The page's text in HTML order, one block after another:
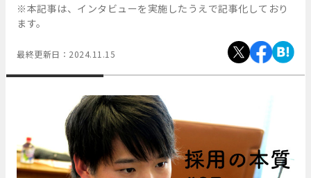
※本記事は、インタビューを実施したうえで記事化しており
ます。
最終更新日： 2024.11.15